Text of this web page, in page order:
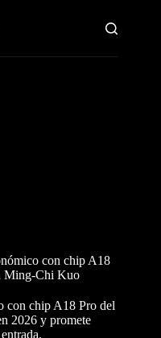
con chip A18
Ming-Chi Kuo
con chip A18 Pro del
2026 y promete